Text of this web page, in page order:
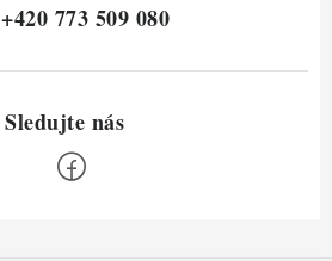
+420 773 509 080